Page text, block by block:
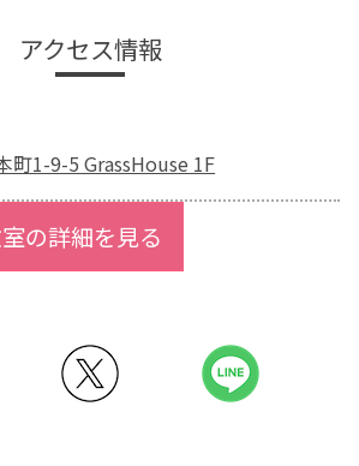
アクセス情報
町1-9-5 GrassHouse 1F
の詳細を見る